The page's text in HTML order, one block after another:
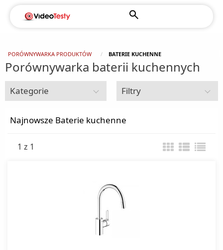
PORÓWNYWARKA PRODUKTÓW BATERIE KUCHENNE
Porównywarka baterii kuchennych
Kategorie Filtry
Baterie kuchenne
Najnowsze Baterie kuchenne
1 z 1